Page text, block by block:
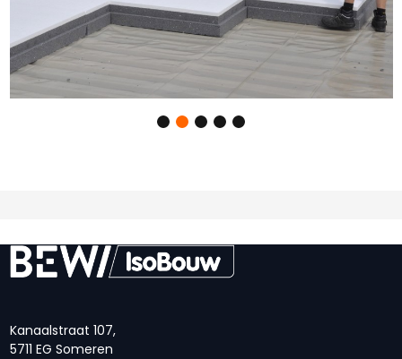
Kanaalstraat 107,
5711 EG Someren